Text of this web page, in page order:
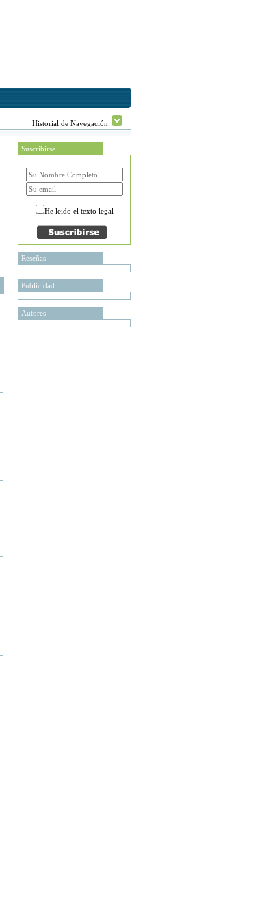
Historial de Navegación
Suscribirse
He leido el texto legal
Reseñas
Publicidad
Autores